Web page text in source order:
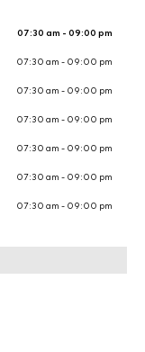
07:30 am - 09:00 pm
07:30 am - 09:00 pm
07:30 am - 09:00 pm
07:30 am - 09:00 pm
07:30 am - 09:00 pm
07:30 am - 09:00 pm
07:30 am - 09:00 pm